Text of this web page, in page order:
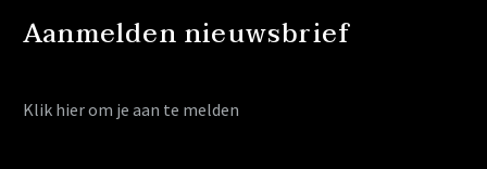
Aanmelden nieuwsbrief
Klik hierom je aan te melden